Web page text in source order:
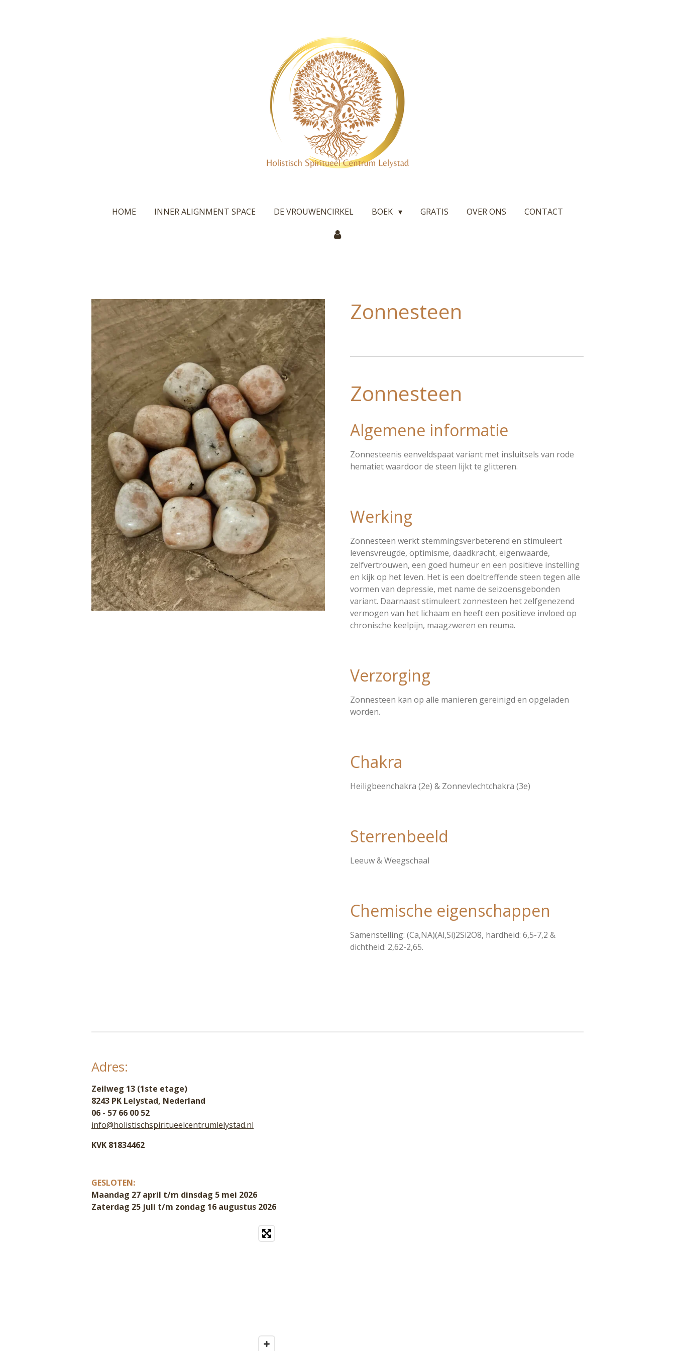
HOME INNER ALIGNMENT SPACE DE VROUWENCIRKEL BOEK GRATIS OVER ONS CONTACT
Zonnesteen
Zonnesteen
Algemene informatie
Zonnesteenis eenveldspaat variant met insluitsels van rode
hematiet waardoor de steen lijkt te glitteren.
Werking
Zonnesteen werkt stemmingsverbeterend en stimuleert
levensvreugde, optimisme, daadkracht, eigenwaarde,
zelfvertrouwen, een goed humeur en een positieve instelling
en kijk op het leven. Het is een doeltreffende steen tegen alle
vormen van depressie, met name de seizoensgebonden
variant. Daarnaast stimuleert zonnesteen het zelfgenezend
vermogen van het lichaam en heeft een positieve invloed op
chronische keelpijn, maagzweren en reuma.
Verzorging
Zonnesteen kan op alle manieren gereinigd en opgeladen
worden.
Chakra
Heiligbeenchakra (2e) & Zonnevlechtchakra (3e)
Sterrenbeeld
Leeuw & Weegschaal
Chemische eigenschappen
Samenstelling: (Ca,NA)(Al,Si)2Si2O8, hardheid: 6,5-7,2 &
dichtheid: 2,62-2,65.
Adres:
Zeilweg 13 (1ste etage)
8243 PK Lelystad, Nederland
06 - 57 66 00 52
info@holistischspiritueelcentrumlelystad.nl
KVK 81834462
GESLOTEN:
Maandag 27 april t/m dinsdag 5 mei 2026
Zaterdag 25 juli t/m zondag 16 augustus 2026